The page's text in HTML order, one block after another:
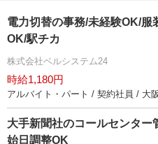
電力切替の事務/未経験OK/服
OK/駅チカ
株式会社ベルシステム24
時給1,180円
アルバイト・パート / 契約社員 / 大
大手新聞社のコールセンター
始日調整OK